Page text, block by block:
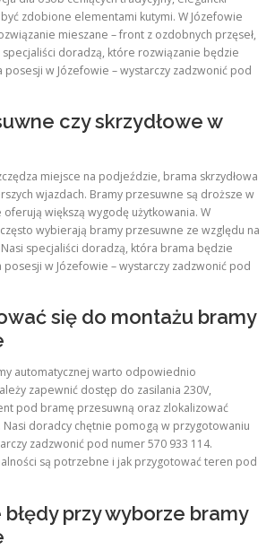
być zdobione elementami kutymi. W Józefowie
mieszane – front z ozdobnych przęseł,
specjaliści doradzą, które rozwiązanie będzie
posesji w Józefowie – wystarczy zadzwonić pod
czy skrzydłowe w
miejsce na podjeździe, brama skrzydłowa
wjazdach. Bramy przesuwne są droższe w
oferują większą wygodę użytkowania. W
wybierają bramy przesuwne ze względu na
specjaliści doradzą, która brama będzie
posesji w Józefowie – wystarczy zadzwonić pod
się do montażu bramy
automatycznej warto odpowiednio
zapewnić dostęp do zasilania 230V,
pod bramę przesuwną oraz zlokalizować
doradcy chętnie pomogą w przygotowaniu
zadzwonić pod numer 570 933 114.
są potrzebne i jak przygotować teren pod
przy wyborze bramy